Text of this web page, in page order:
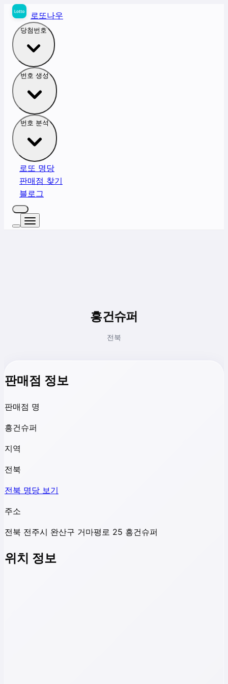
로또나우
당첨번호
번호 생성
번호 분석
로또 명당
판매점 찾기
블로그
흥건슈퍼
전북
판매점 정보
판매점 명
흥건슈퍼
지역
전북
전북 명당 보기
주소
전북 전주시 완산구 거마평로 25 흥건슈퍼
위치 정보